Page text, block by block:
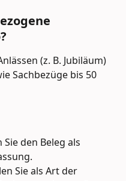
(z. B. Jubiläum)
Sachbezüge bis 50
Sie den Beleg als
Sie als Art der